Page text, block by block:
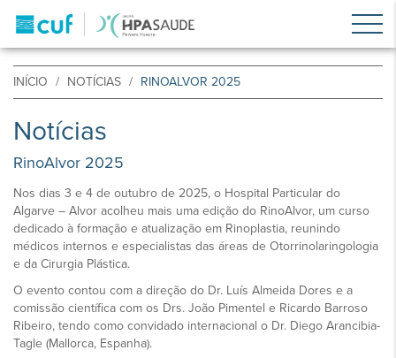
INÍCIO NOTÍCIAS RINOALVOR 2025
Notícias
RinoAlvor 2025
Nos dias 3 e 4 de outubro de 2025, o Hospital Particular do
Algarve – Alvor acolheu mais uma edição do RinoAlvor, um curso
dedicado à formação e atualização em Rinoplastia, reunindo
médicos internos e especialistas das áreas de Otorrinolaringologia
e da Cirurgia Plástica.
O evento contou com a direção do Dr. Luís Almeida Dores e a
comissão científica com os Drs. João Pimentel e Ricardo Barroso
Ribeiro, tendo como convidado internacional o Dr. Diego Arancibia-
Tagle (Mallorca, Espanha).